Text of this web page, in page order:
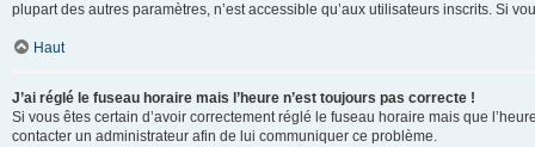
plupart des autres paramètres, n’est accessible qu’aux utilisateurs inscrits. Si
Haut
J’ai réglé le fuseau horaire mais l’heure n’est toujours pas correcte !
Si vous êtes certain d’avoir correctement réglé le fuseau horaire mais que
contacter un administrateur afin de lui communiquer ce problème.